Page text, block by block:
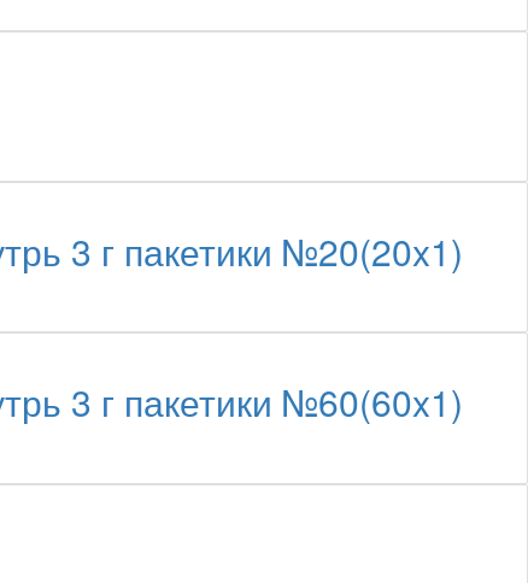
3 г пакетики №20(20x1)
3 г пакетики №60(60x1)